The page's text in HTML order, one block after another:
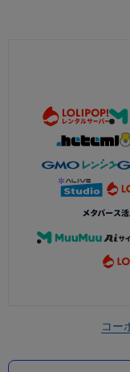
コー